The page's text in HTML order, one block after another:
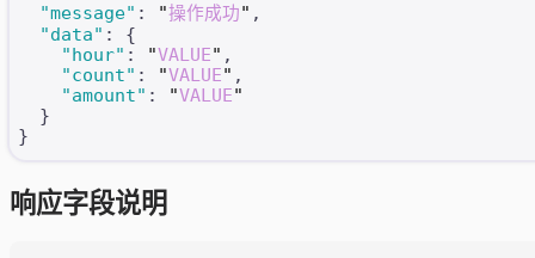
  "message"
: "操作成功" ,
  "data"
: {
    "hour"
: "VALUE" ,
    "count"
: "VALUE" ,
    "amount"
: "VALUE"
  }
}
响应字段说明